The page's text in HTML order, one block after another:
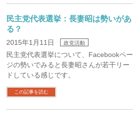
民主党代表選挙：長妻昭は勢いがあ
る？
2015年1月11日 政党活動
民主党代表選挙について、Facebookペー
ジの勢いでみると長妻昭さんが若干リー
ドしている感じです。
この記事を読む